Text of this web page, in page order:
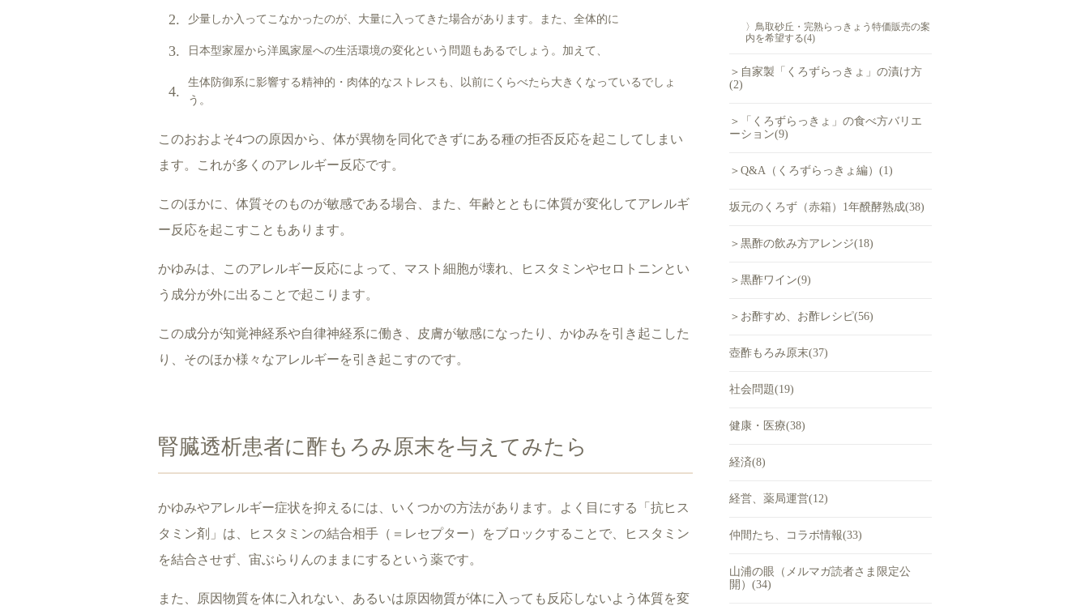
少量しか入ってこなかったのが、大量に入ってきた場合があります。また、全体的に
日本型家屋から洋風家屋への生活環境の変化という問題もあるでしょう。加えて、
生体防御系に影響する精神的・肉体的なストレスも、以前にくらべたら大きくなっているでしょ
う。
このおおよそ4つの原因から、体が異物を同化できずにある種の拒否反応を起こしてしまい
ます。これが多くのアレルギー反応です。
このほかに、体質そのものが敏感である場合、また、年齢とともに体質が変化してアレルギ
ー反応を起こすこともあります。
かゆみは、このアレルギー反応によって、マスト細胞が壊れ、ヒスタミンやセロトニンとい
う成分が外に出ることで起こります。
この成分が知覚神経系や自律神経系に働き、皮膚が敏感になったり、かゆみを引き起こした
り、そのほか様々なアレルギーを引き起こすのです。
腎臓透析患者に酢もろみ原末を与えてみたら
かゆみやアレルギー症状を抑えるには、いくつかの方法があります。よく目にする「抗ヒス
タミン剤」は、ヒスタミンの結合相手（＝レセプター）をブロックすることで、ヒスタミン
を結合させず、宙ぶらりんのままにするという薬です。
また、原因物質を体に入れない、あるいは原因物質が体に入っても反応しないよう体質を変
〉鳥取砂丘・完熟らっきょう特価販売の案
内を希望する(4)
＞自家製「くろずらっきょ」の漬け方
(2)
＞「くろずらっきょ」の食べ方バリエ
ーション(9)
＞Q&A（くろずらっきょ編）(1)
坂元のくろず（赤箱）1年醗酵熟成(38)
＞黒酢の飲み方アレンジ(18)
＞黒酢ワイン(9)
＞お酢すめ、お酢レシピ(56)
壺酢もろみ原末(37)
社会問題(19)
健康・医療(38)
経済(8)
経営、薬局運営(12)
仲間たち、コラボ情報(33)
山浦の眼（メルマガ読者さま限定公
開）(34)